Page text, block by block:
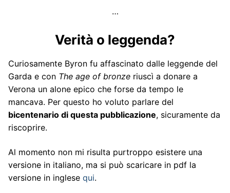
…
Verità o leggenda?
Curiosamente Byron fu affascinato dalle leggende del
Garda e con The age of bronze riuscì a donare a
Verona un alone epico che forse da tempo le
mancava. Per questo ho voluto parlare del
bicentenario di questa pubblicazione, sicuramente da
riscoprire.
Al momento non mi risulta purtroppo esistere una
versione in italiano, ma si può scaricare in pdf la
versione in inglese qui.